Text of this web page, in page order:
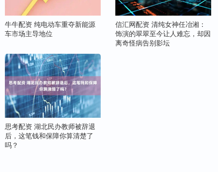
牛牛配资 纯电动车重夺新能源
车市场主导地位
信汇网配资 清纯女神任冶湘：
饰演的翠翠至今让人难忘，却因
离奇怪病告别影坛
思考配资 湖北民办教师被辞退
后，这笔钱和保障你算清楚了
吗？